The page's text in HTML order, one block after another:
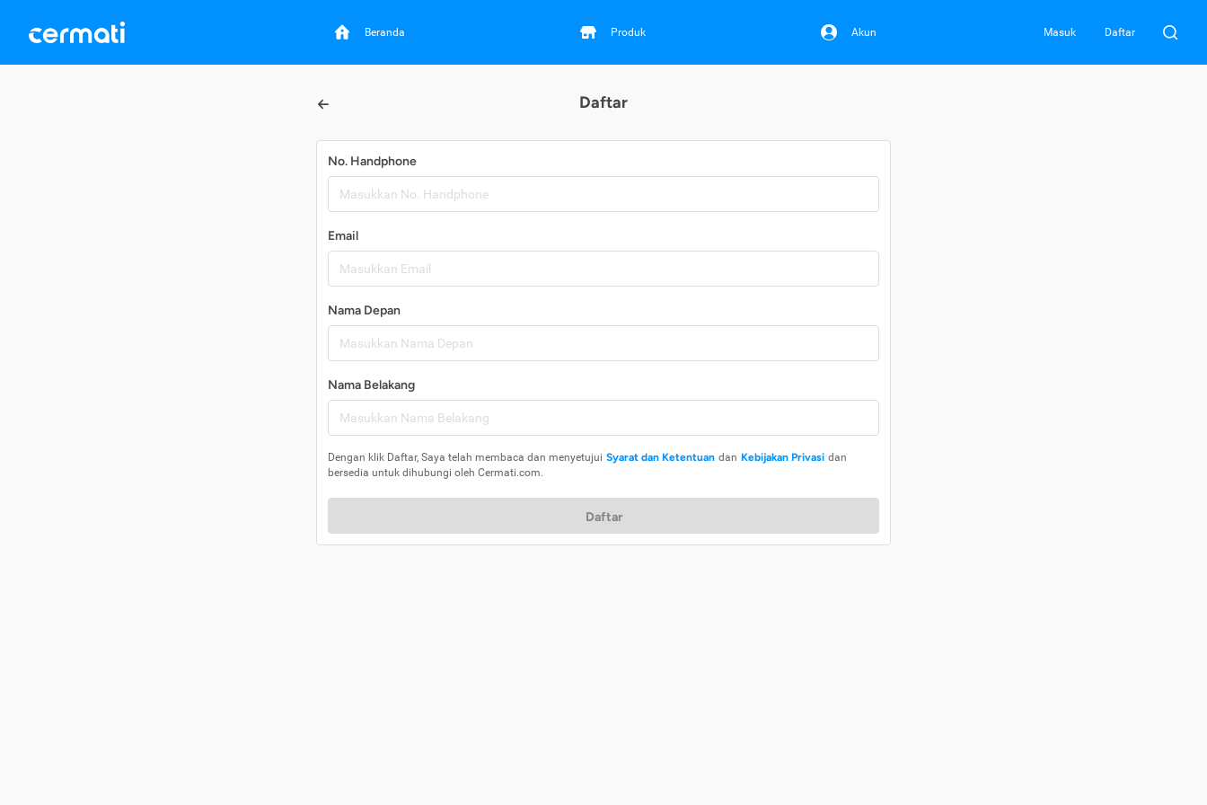
Beranda Produk Akun Masuk Daftar
Daftar
No. Handphone
Email
Nama Depan
Nama Belakang
Dengan klik Daftar, Saya telah membaca dan menyetujui Syarat dan Ketentuan dan Kebijakan Privasi dan
bersedia untuk dihubungi oleh Cermati.com.
Daftar